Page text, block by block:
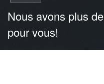
Nous avons plus de
pour vous!